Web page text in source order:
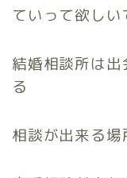
ていって欲しい
結婚相談所は
る
相談が出来る場